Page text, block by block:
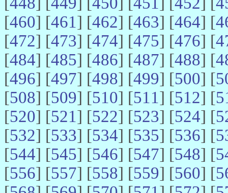
[460] [461] [462] [463] [464] [
[472] [473] [474] [475] [476] [
[484] [485] [486] [487] [488] [
[496] [497] [498] [499] [500] [
[508] [509] [510] [511] [512] [
[520] [521] [522] [523] [524] [
[532] [533] [534] [535] [536] [
[544] [545] [546] [547] [548] [
[556] [557] [558] [559] [560] [